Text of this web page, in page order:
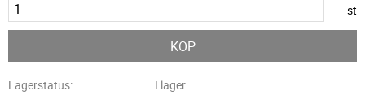
st
KÖP
Lagerstatus
I lager